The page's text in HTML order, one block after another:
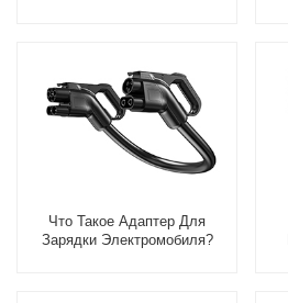
Что Такое Адаптер Для
Зарядки Электромобиля?